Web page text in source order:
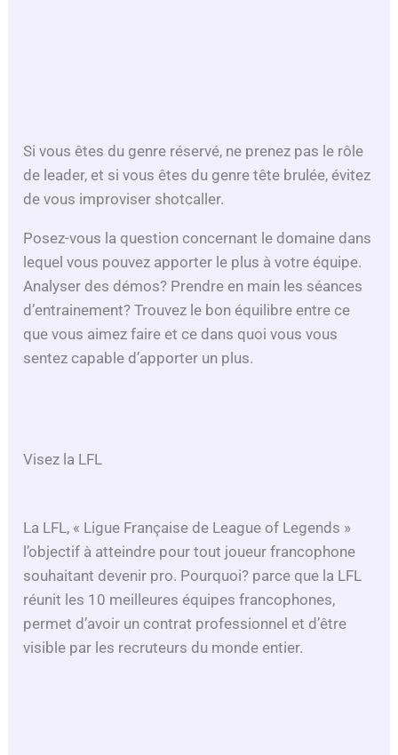
Si vous êtes du genre réservé, ne prenez pas le rôle
de leader, et si vous êtes du genre tête brulée, évitez
de vous improviser shotcaller.
Posez-vous la question concernant le domaine dans
lequel vous pouvez apporter le plus à votre équipe.
Analyser des démos? Prendre en main les séances
d’entrainement? Trouvez le bon équilibre entre ce
que vous aimez faire et ce dans quoi vous vous
sentez capable d’apporter un plus.
Visez la LFL
La LFL, « Ligue Française de League of Legends »
l’objectif à atteindre pour tout joueur francophone
souhaitant devenir pro. Pourquoi? parce que la LFL
réunit les 10 meilleures équipes francophones,
permet d’avoir un contrat professionnel et d’être
visible par les recruteurs du monde entier.